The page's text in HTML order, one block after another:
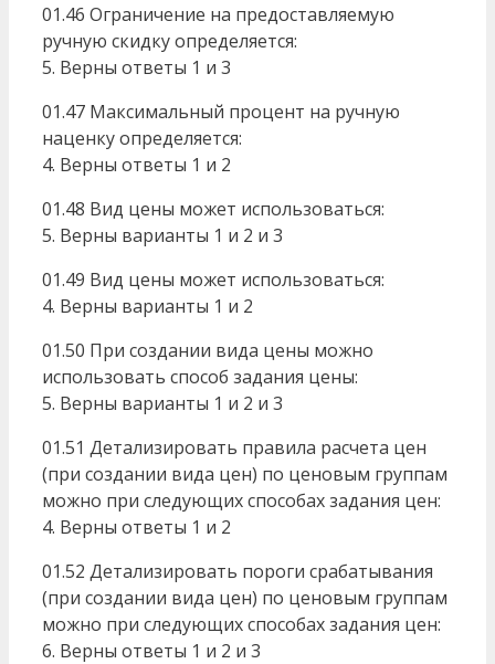
01.46 Ограничение на предоставляемую
ручную скидку определяется:
5. Верны ответы 1 и 3
01.47 Максимальный процент на ручную
наценку определяется:
4. Верны ответы 1 и 2
01.48 Вид цены может использоваться:
5. Верны варианты 1 и 2 и 3
01.49 Вид цены может использоваться:
4. Верны варианты 1 и 2
01.50 При создании вида цены можно
использовать способ задания цены:
5. Верны варианты 1 и 2 и 3
01.51 Детализировать правила расчета цен
(при создании вида цен) по ценовым группам
можно при следующих способах задания цен:
4. Верны ответы 1 и 2
01.52 Детализировать пороги срабатывания
(при создании вида цен) по ценовым группам
можно при следующих способах задания цен:
6. Верны ответы 1 и 2 и 3